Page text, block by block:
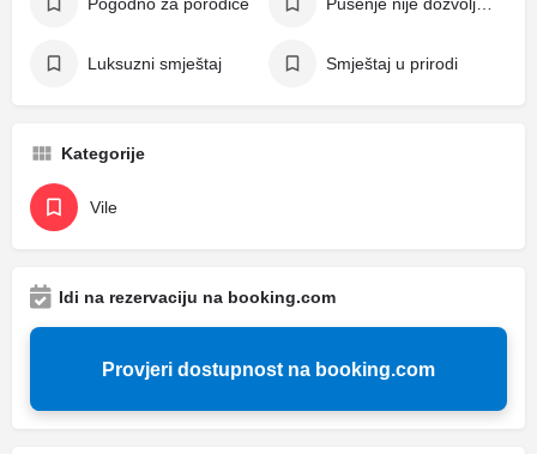
Luksuzni smještaj Smještaj u prirodi
Kategorije
Vile
Idi na rezervaciju na booking.com
Provjeri dostupnost na booking.com